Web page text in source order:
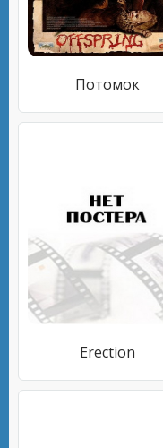
Потомок
Erection